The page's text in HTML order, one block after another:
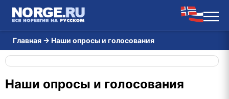
Главная → Наши опросы и голосования
Наши опросы и голосования